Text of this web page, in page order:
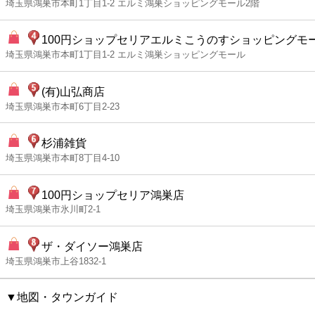
埼玉県鴻巣市本町1丁目1-2 エルミ鴻巣ショッピングモール2階
100円ショップセリアエルミこうのすショッピングモ
埼玉県鴻巣市本町1丁目1-2 エルミ鴻巣ショッピングモール
(有)山弘商店
埼玉県鴻巣市本町6丁目2-23
杉浦雑貨
埼玉県鴻巣市本町8丁目4-10
100円ショップセリア鴻巣店
埼玉県鴻巣市氷川町2-1
ザ・ダイソー鴻巣店
埼玉県鴻巣市上谷1832-1
▼地図・タウンガイド